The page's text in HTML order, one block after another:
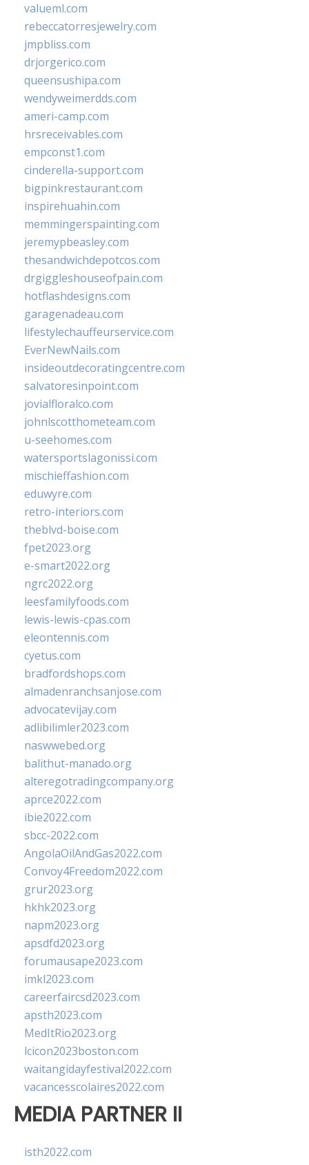
valueml.com
rebeccatorresjewelry.com
jmpbliss.com
drjorgerico.com
queensushipa.com
wendyweimerdds.com
ameri-camp.com
hrsreceivables.com
empconst1.com
cinderella-support.com
bigpinkrestaurant.com
inspirehuahin.com
memmingerspainting.com
jeremypbeasley.com
thesandwichdepotcos.com
drgiggleshouseofpain.com
hotflashdesigns.com
garagenadeau.com
lifestylechauffeurservice.com
EverNewNails.com
insideoutdecoratingcentre.com
salvatoresinpoint.com
jovialfloralco.com
johnlscotthometeam.com
u-seehomes.com
watersportslagonissi.com
mischieffashion.com
eduwyre.com
retro-interiors.com
theblvd-boise.com
fpet2023.org
e-smart2022.org
ngrc2022.org
leesfamilyfoods.com
lewis-lewis-cpas.com
eleontennis.com
cyetus.com
bradfordshops.com
almadenranchsanjose.com
advocatevijay.com
adlibilimler2023.com
naswwebed.org
balithut-manado.org
alteregotradingcompany.org
aprce2022.com
ibie2022.com
sbcc-2022.com
AngolaOilAndGas2022.com
Convoy4Freedom2022.com
grur2023.org
hkhk2023.org
napm2023.org
apsdfd2023.org
forumausape2023.com
imkl2023.com
careerfaircsd2023.com
apsth2023.com
MedItRio2023.org
lcicon2023boston.com
waitangidayfestival2022.com
vacancesscolaires2022.com
MEDIA PARTNER II
isth2022.com